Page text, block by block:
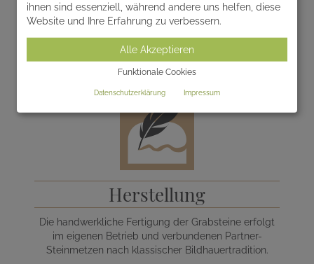
Entwurf
Wir entwerfen und realisieren gemeinsam mit Ihnen
einzigartige Gedenksteine zur individuellen
Gestaltung von Grabanlagen.
Herstellung
Die handwerkliche Fertigung der Grabsteine erfolgt
im eigenen Betrieb und verbundenen Partner-
Steinmetzen nach klassischer Bildhauertradition.
ihnen sind essenziell, während andere uns helfen, diese
Website und Ihre Erfahrung zu verbessern.
Alle Akzeptieren
Funktionale Cookies
Datenschutzerklärung Impressum